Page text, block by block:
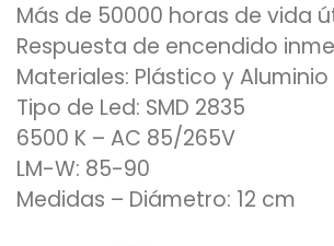
Más de 50000 horas de vida
Respuesta de encendido
Materiales: Plástico y Aluminio
Tipo de Led: SMD 2835
6500 K – AC 85/265V
LM-W: 85-90
Medidas – Diámetro: 12 cm